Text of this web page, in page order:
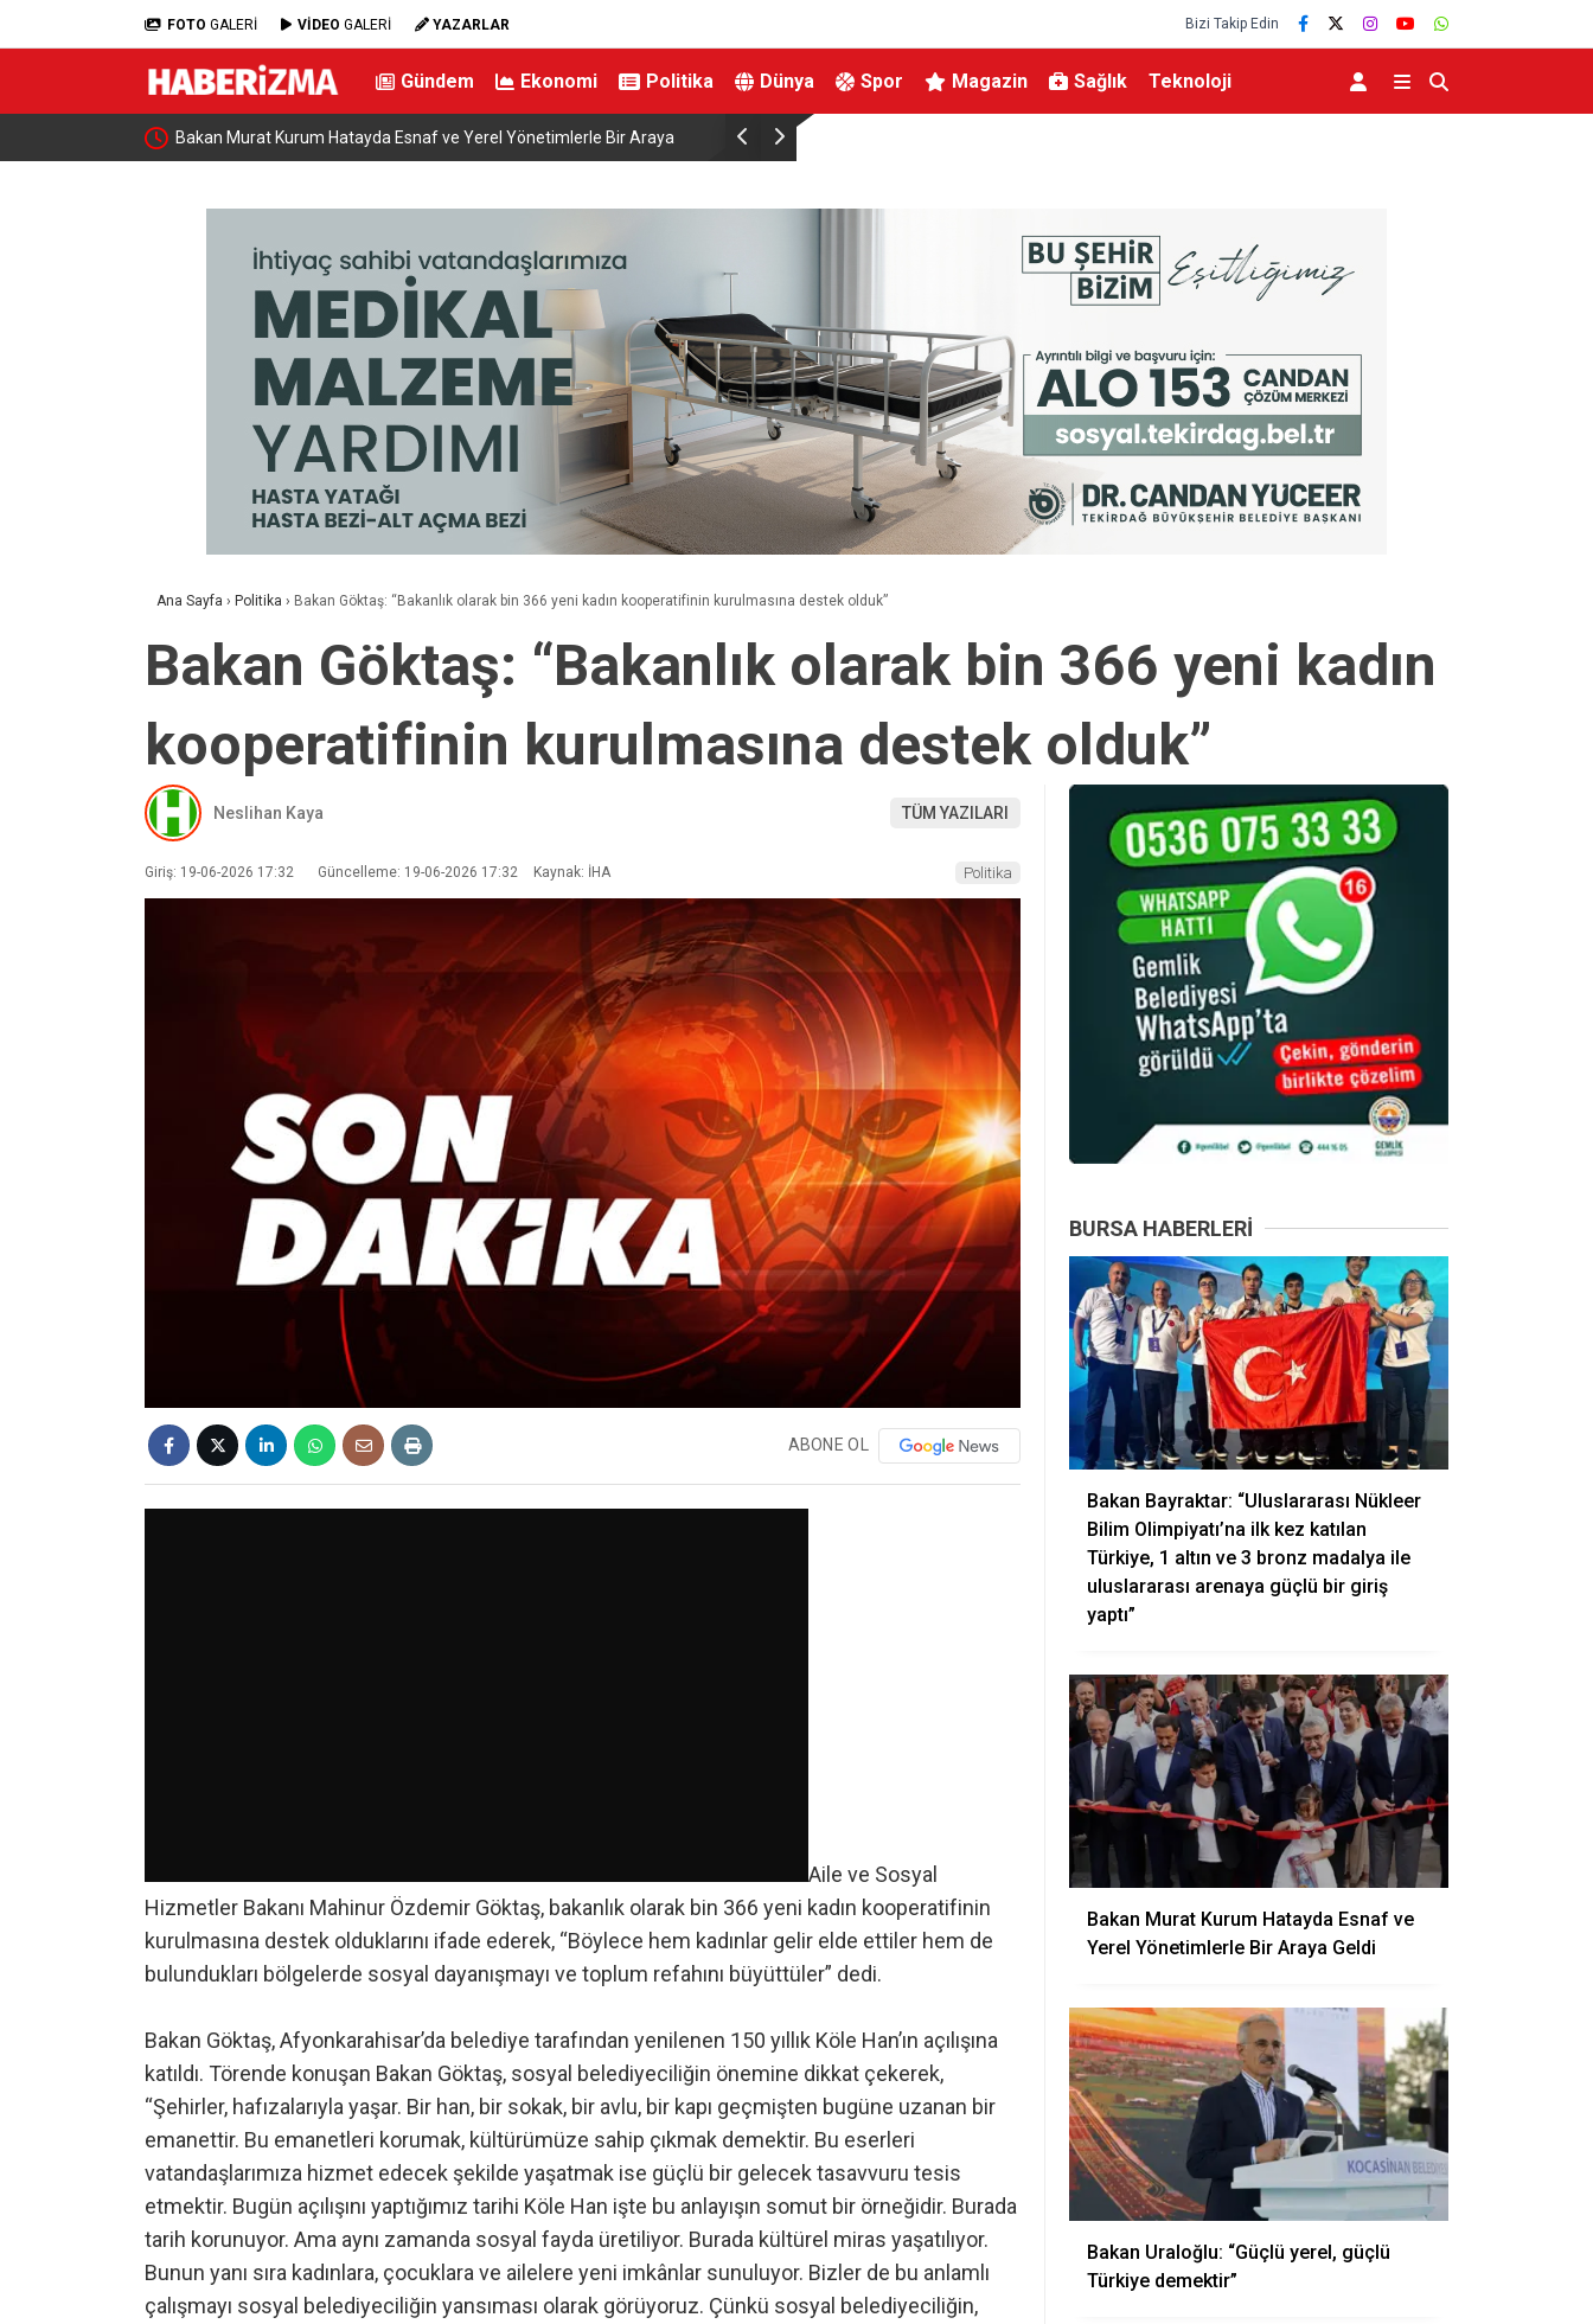
FOTO GALERİ VİDEO GALERİ YAZARLAR Bizi Takip Edin
Gündem Ekonomi Politika Dünya Spor Magazin Sağlık Teknoloji
Bakan Murat Kurum Hatayda Esnaf ve Yerel Yönetimlerle Bir Araya Bakan Uraloğlu: “Güçlü yerel, güçlü Türkiye demektir”
Ana Sayfa › Politika › Bakan Göktaş: “Bakanlık olarak bin 366 yeni kadın kooperatifinin kurulmasına destek olduk”
Bakan Göktaş: “Bakanlık olarak bin 366 yeni kadın
kooperatifinin kurulmasına destek olduk”
Neslihan Kaya TÜM YAZILARI
Giriş: 19-06-2026 17:32 Güncelleme: 19-06-2026 17:32 Kaynak: İHA Politika
ABONE OL
Aile ve Sosyal
Hizmetler Bakanı Mahinur Özdemir Göktaş, bakanlık olarak bin 366 yeni kadın kooperatifinin
kurulmasına destek olduklarını ifade ederek, “Böylece hem kadınlar gelir elde ettiler hem de
bulundukları bölgelerde sosyal dayanışmayı ve toplum refahını büyüttüler” dedi.
Bakan Göktaş, Afyonkarahisar’da belediye tarafından yenilenen 150 yıllık Köle Han’ın açılışına
katıldı. Törende konuşan Bakan Göktaş, sosyal belediyeciliğin önemine dikkat çekerek,
“Şehirler, hafızalarıyla yaşar. Bir han, bir sokak, bir avlu, bir kapı geçmişten bugüne uzanan bir
emanettir. Bu emanetleri korumak, kültürümüze sahip çıkmak demektir. Bu eserleri
vatandaşlarımıza hizmet edecek şekilde yaşatmak ise güçlü bir gelecek tasavvuru tesis
etmektir. Bugün açılışını yaptığımız tarihi Köle Han işte bu anlayışın somut bir örneğidir. Burada
tarih korunuyor. Ama aynı zamanda sosyal fayda üretiliyor. Burada kültürel miras yaşatılıyor.
Bunun yanı sıra kadınlara, çocuklara ve ailelere yeni imkânlar sunuluyor. Bizler de bu anlamlı
çalışmayı sosyal belediyeciliğin yansıması olarak görüyoruz. Çünkü sosyal belediyeciliğin,
BURSA HABERLERI
Bakan Bayraktar: “Uluslararası Nükleer
Bilim Olimpiyatı’na ilk kez katılan
Türkiye, 1 altın ve 3 bronz madalya ile
uluslararası arenaya güçlü bir giriş
yaptı”
Bakan Murat Kurum Hatayda Esnaf ve
Yerel Yönetimlerle Bir Araya Geldi
Bakan Uraloğlu: “Güçlü yerel, güçlü
Türkiye demektir”